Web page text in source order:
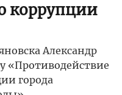
коррупции
Александр
«Противодействие
города